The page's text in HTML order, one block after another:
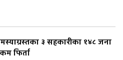
३ सहकारीका १४८ जना
फिर्ता